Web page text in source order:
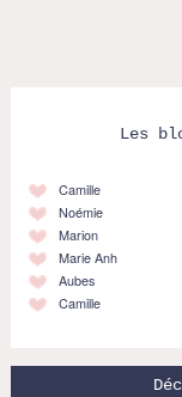
Les
Camille
Noémie
Marion
Marie Anh
Aubes
Camille